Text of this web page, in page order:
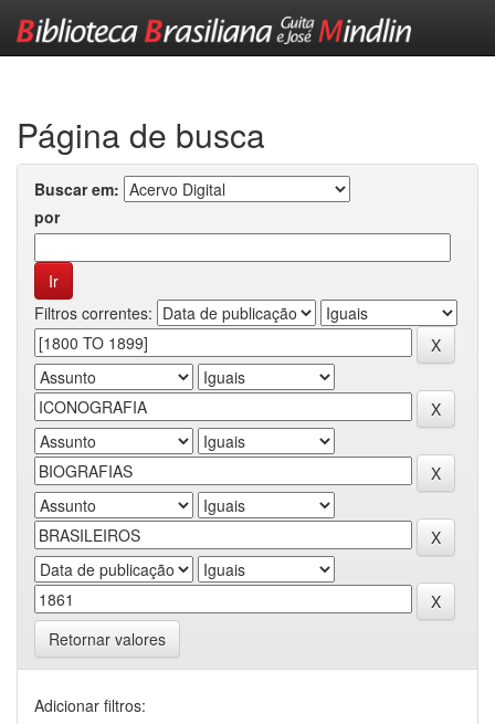
Página de busca
Buscar em:
por
Filtros correntes:
Retornar valores
Adicionar filtros: